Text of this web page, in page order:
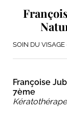
SOIN DU
Françoise
7ème